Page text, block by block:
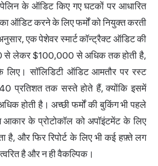
के ऑडिट किए गए घटकों पर आधारित
का ऑडिट करने के लिए फर्मों को नियुक्त करती
एक पेशेवर स्मार्ट कॉन्ट्रैक्ट ऑडिट की
से लेकर $100,000 से अधिक तक होती है,
लिए। सॉलिडिटी ऑडिट आमतौर पर रस्ट
प्रतिशत तक सस्ते होते हैं, क्योंकि इसमें
होती है। अच्छी फर्मों की बुकिंग भी पहले
आकार के प्रोटोकॉल को अपॉइंटमेंट के लिए
है, और फिर रिपोर्ट के लिए भी कई हफ़्ते लग
है और न ही वैकल्पिक।